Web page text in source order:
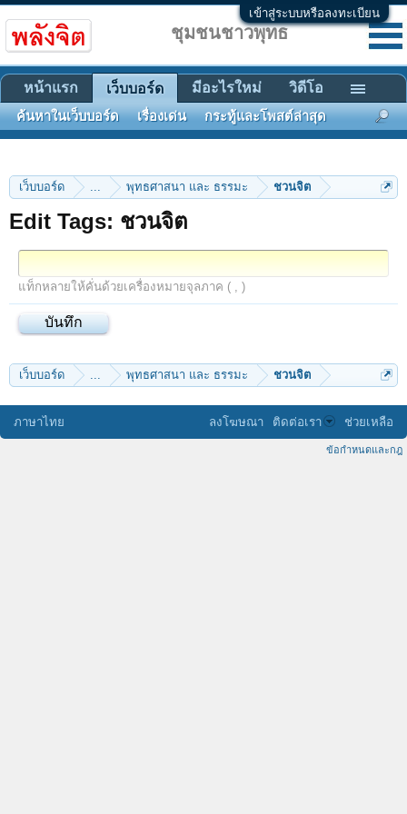
เข้าสู่ระบบหรือลงทะเบียน
เว็บบอร์ด ... พุทธศาสนา และ ธรรมะ ชวนจิต
Edit Tags: ชวนจิต
แท็กหลายให้คั่นด้วยเครื่องหมายจุลภาค ( , )
เว็บบอร์ด ... พุทธศาสนา และ ธรรมะ ชวนจิต
ชุมชนชาวพุทธ
หน้าแรก เว็บบอร์ด
ค้นหาในเว็บบอร์ด เรื่องเด่น กระทู้และโพสต์ล่าสุด
มีอะไรใหม่ วิดีโอ
ภาษาไทย ลงโฆษณา ติดต่อเรา ช่วยเหลือ
ข้อกำหนดและกฎ